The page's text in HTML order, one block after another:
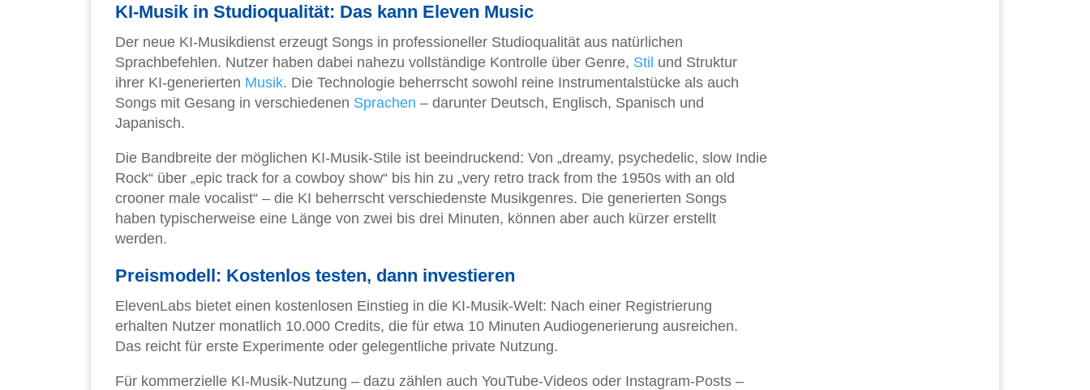
KI-Musik in Studioqualität: Das kann Eleven Music
Der neue KI-Musikdienst erzeugt Songs in professioneller Studioqualität aus natürlichen
Sprachbefehlen. Nutzer haben dabei nahezu vollständige Kontrolle über Genre, Stil und Struktur
ihrer KI-generierten Musik. Die Technologie beherrscht sowohl reine Instrumentalstücke als auch
Songs mit Gesang in verschiedenen Sprachen – darunter Deutsch, Englisch, Spanisch und
Japanisch.
Die Bandbreite der möglichen KI-Musik-Stile ist beeindruckend: Von „dreamy, psychedelic, slow Indie
Rock“ über „epic track for a cowboy show“ bis hin zu „very retro track from the 1950s with an old
crooner male vocalist“ – die KI beherrscht verschiedenste Musikgenres. Die generierten Songs
haben typischerweise eine Länge von zwei bis drei Minuten, können aber auch kürzer erstellt
werden.
Preismodell: Kostenlos testen, dann investieren
ElevenLabs bietet einen kostenlosen Einstieg in die KI-Musik-Welt: Nach einer Registrierung
erhalten Nutzer monatlich 10.000 Credits, die für etwa 10 Minuten Audiogenerierung ausreichen.
Das reicht für erste Experimente oder gelegentliche private Nutzung.
Für kommerzielle KI-Musik-Nutzung – dazu zählen auch YouTube-Videos oder Instagram-Posts –